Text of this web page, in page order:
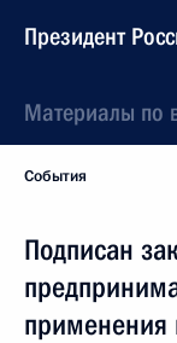
Президент
Материалы по
События
Подписан
применения